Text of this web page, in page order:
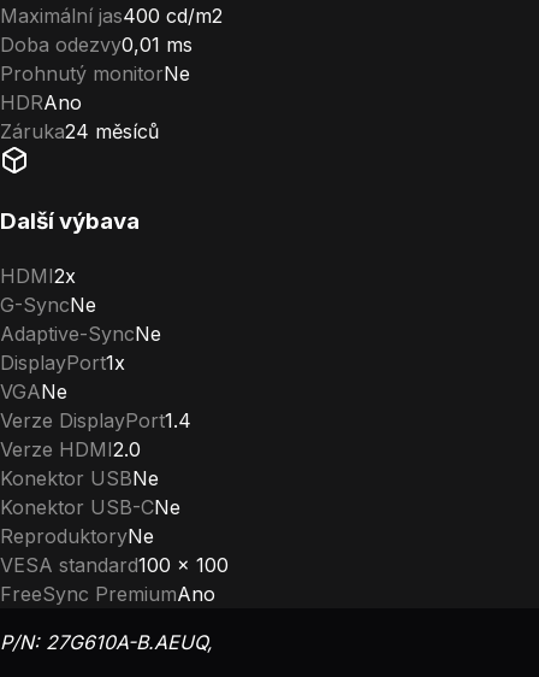
Maximální jas400 cd/m2
Doba odezvy0,01 ms
Prohnutý monitorNe
HDRAno
Záruka24 měsíců
Další výbava
HDMI2x
G-SyncNe
Adaptive-SyncNe
DisplayPort1x
VGANe
Verze DisplayPort1.4
Verze HDMI2.0
Konektor USBNe
Konektor USB-CNe
ReproduktoryNe
VESA standard100 x 100
FreeSync PremiumAno
P/N: 27G610A-B.AEUQ,